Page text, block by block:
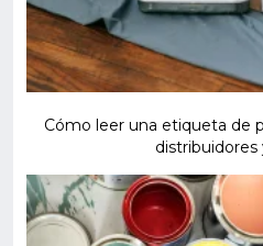
Cómo leer una etiqueta de